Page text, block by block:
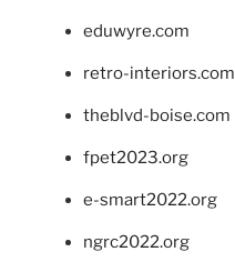
eduwyre.com
retro-interiors.com
theblvd-boise.com
fpet2023.org
e-smart2022.org
ngrc2022.org